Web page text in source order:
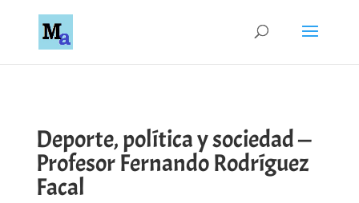
Deporte, política y sociedad —
Profesor Fernando Rodríguez
Facal